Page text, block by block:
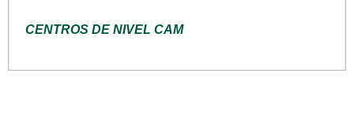
CENTROS DE NIVEL CAM